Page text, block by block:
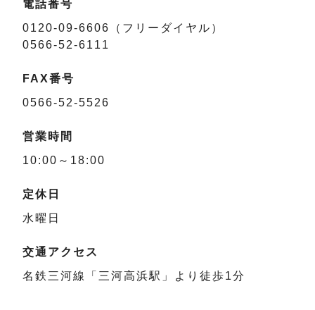
電話番号
0120-09-6606（フリーダイヤル）
0566-52-6111
FAX番号
0566-52-5526
営業時間
10:00～18:00
定休日
水曜日
交通アクセス
名鉄三河線「三河高浜駅」より徒歩1分